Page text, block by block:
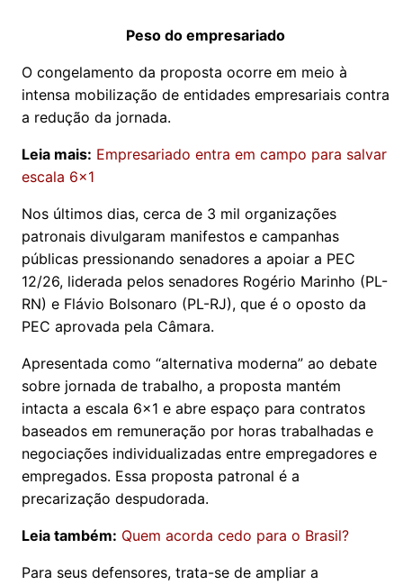
Peso do empresariado
O congelamento da proposta ocorre em meio à
intensa mobilização de entidades empresariais contra
a redução da jornada.
Leia mais: Empresariado entra em campo para salvar
escala 6x1
Nos últimos dias, cerca de 3 mil organizações
patronais divulgaram manifestos e campanhas
públicas pressionando senadores a apoiar a PEC
12/26, liderada pelos senadores Rogério Marinho (PL-
RN) e Flávio Bolsonaro (PL-RJ), que é o oposto da
PEC aprovada pela Câmara.
Apresentada como “alternativa moderna” ao debate
sobre jornada de trabalho, a proposta mantém
intacta a escala 6x1 e abre espaço para contratos
baseados em remuneração por horas trabalhadas e
negociações individualizadas entre empregadores e
empregados. Essa proposta patronal é a
precarização despudorada.
Leia também: Quem acorda cedo para o Brasil?
Para seus defensores, trata-se de ampliar a